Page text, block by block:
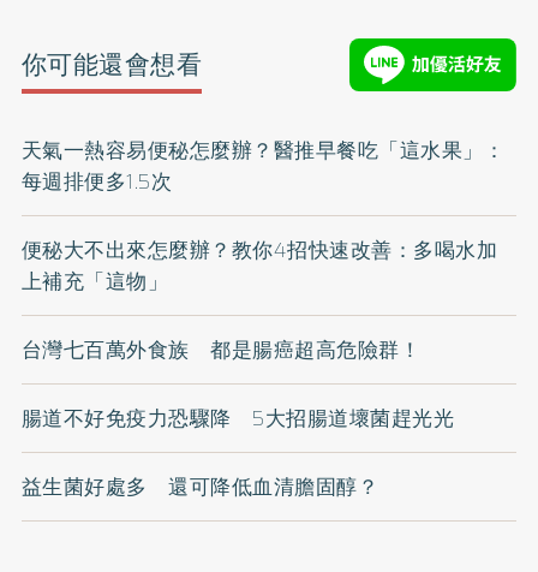
你可能還會想看
天氣一熱容易便秘怎麼辦？醫推早餐吃「這水果」：
每週排便多1.5次
便秘大不出來怎麼辦？教你4招快速改善：多喝水加
上補充「這物」
台灣七百萬外食族 都是腸癌超高危險群！
腸道不好免疫力恐驟降 5大招腸道壞菌趕光光
益生菌好處多 還可降低血清膽固醇？